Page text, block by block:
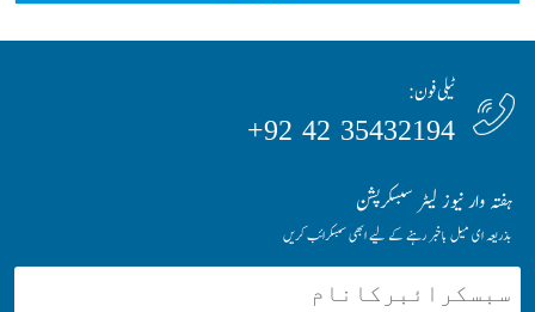
ٹیلی فون:
35432194 42 92+
ہفتہ وار نیوز لیٹر سبسکرپشن
بذریعہ ای میل باخبر رہنے کے لیے ابھی سبسکرائب کریں